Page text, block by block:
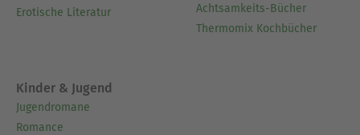
Erotische Literatur
Achtsamkeits-Bücher
Thermomix Kochbücher
Kinder & Jugend
Jugendromane
Romance